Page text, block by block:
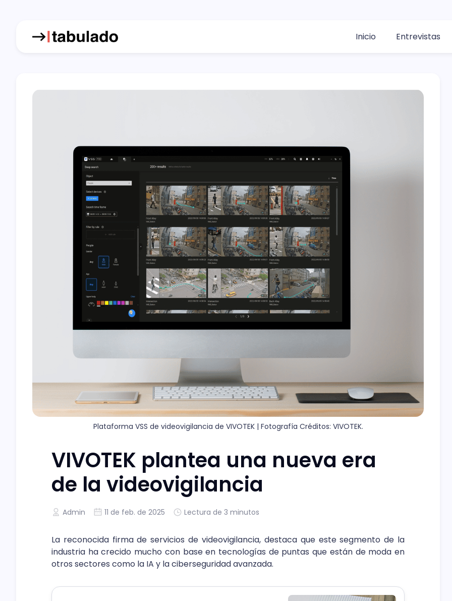
Inicio Entrevistas
Plataforma VSS de videovigilancia de VIVOTEK | Fotografía Créditos: VIVOTEK.
VIVOTEK plantea una nueva era
de la videovigilancia
Admin 11 de feb. de 2025 Lectura de 3 minutos
La reconocida firma de servicios de videovigilancia, destaca que este segmento de la
industria ha crecido mucho con base en tecnologías de puntas que están de moda en
otros sectores como la IA y la ciberseguridad avanzada.